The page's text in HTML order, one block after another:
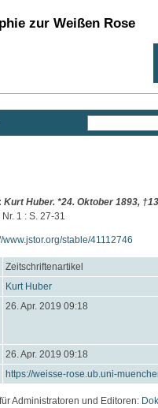
zur Weißen Rose
Kurt Huber. *24. Oktober 1893,
1 : S. 27-31
www.jstor.org/stable/41112746
Zeitschriftenartikel
Kurt Huber
26. Apr. 2019 09:18
26. Apr. 2019 09:18
https://weisse-rose.ub.uni-
Administratoren und Editoren: